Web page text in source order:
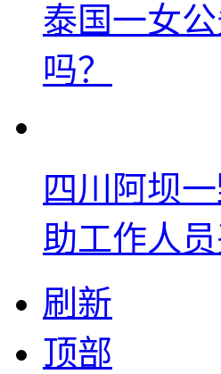
泰国一女
吗？
四川阿坝
助工作人
刷新
顶部